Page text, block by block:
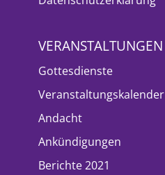
VERANSTALTUNGEN
Gottesdienste
Veranstaltungskalender
Andacht
Ankündigungen
Berichte 2021